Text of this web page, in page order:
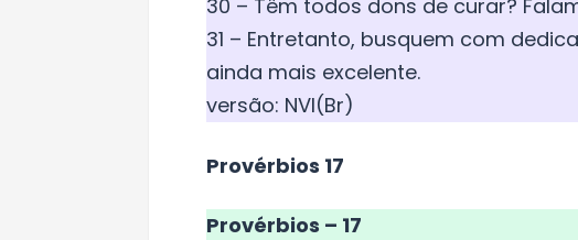
30 – Têm todos dons de curar?
31 – Entretanto, busquem com
ainda mais excelente.
versão: NVI(Br)
Provérbios 17
Provérbios – 17